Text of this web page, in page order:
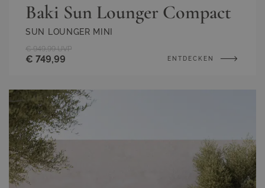
Baki Sun Lounger Compact
SUN LOUNGER MINI
€ 749,99
€ 949,99 UVP
ENTDECKEN